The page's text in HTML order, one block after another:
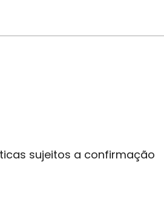
sujeitos a confirmação